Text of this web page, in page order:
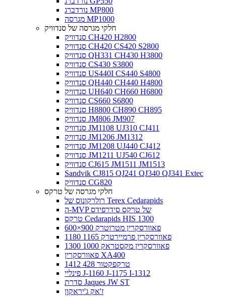
נורדברג MP800
מגרסה MP1000
חלקי מגרסה של סנדוויק
סנדוויק CH420 H2800
סנדוויק CH420 CS420 S2800
סנדוויק QH331 CH430 H3800
סנדוויק CS430 S3800
סנדוויק US440I CS440 S4800
סנדוויק QH440 CH440 H4800
סנדוויק UH640 CH660 H6800
סנדוויק CS660 S6800
סנדוויק H8800 CH890 CH895
סנדוויק JM806 JM907
סנדוויק JM1108 UJ310 CJ411
סנדוויק JM1206 JM1312
סנדוויק JM1208 UJ440 CJ412
סנדוויק JM1211 UJ540 CJ612
סנדוויק CJ615 JM1511 JM1513
Sandvik CJ815 QJ241 QJ340 QJ341 Extec
סנדוויק CG820
חלקי מגרסה של טרקס
רולרקונוס של Terex Cedarapids
ה-MVP של טרקס סידרפידס
טרקס Cedarapids HIS 1300
פאוורסקרין מטרוטרק 900×600
פאוורסקרין פרמיירטרק 1165 1180
פאוורסקרין מקסטראק 1000 1300
פאוורסקרין XA400
טרקפקטור 428 1412
פינליי J-1160 J-1175 I-1312
סדרת Jaques JW ST
ז'אק ג'יראקון